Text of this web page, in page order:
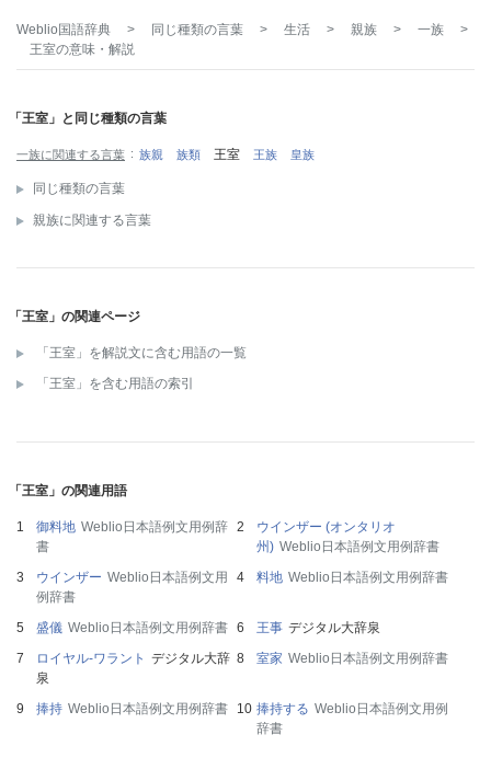
Weblio国語辞典 > 同じ種類の言葉 > 生活 > 親族 > 一族
>
王室の意味・解説
「王室」と同じ種類の言葉
一族に関連する言葉 族親 族類 王室 王族 皇族
同じ種類の言葉
親族に関連する言葉
「王室」の関連ページ
「王室」を解説文に含む用語の一覧
「王室」を含む用語の索引
「王室」の関連用語
御料地 Weblio日本語例文用例辞
書
ウインザー (オンタリオ
州) Weblio日本語例文用例辞書
ウインザー Weblio日本語例文用
例辞書
料地 Weblio日本語例文用例辞書
盛儀 Weblio日本語例文用例辞書 王事 デジタル大辞泉
ロイヤル‐ワラント デジタル大辞
泉
室家 Weblio日本語例文用例辞書
捧持 Weblio日本語例文用例辞書 捧持する Weblio日本語例文用例
辞書